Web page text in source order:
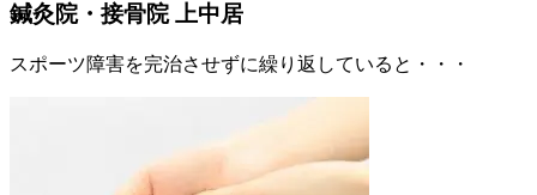
鍼灸院・接骨院 上中居
スポーツ障害を完治させずに繰り返していると・・・